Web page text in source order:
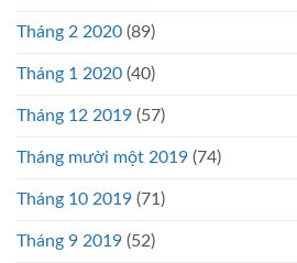
Tháng 2 2020 (89)
Tháng 1 2020 (40)
Tháng 12 2019 (57)
Tháng mười một 2019 (74)
Tháng 10 2019 (71)
Tháng 9 2019 (52)